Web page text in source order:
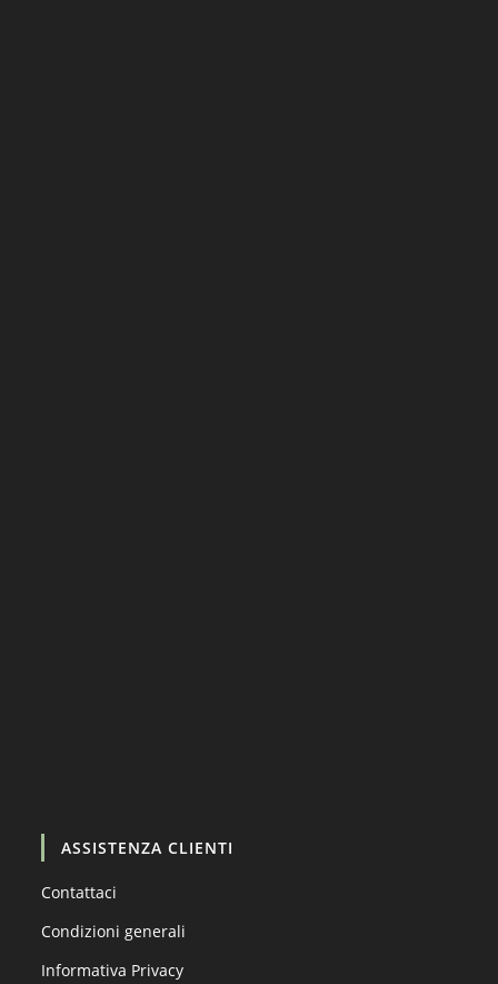
ASSISTENZA CLIENTI
Contattaci
Condizioni generali
Informativa Privacy